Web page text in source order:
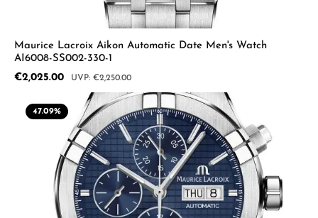
Maurice Lacroix Aikon Automatic Date Men's Watch
AI6008-SS002-330-1
Sale price:
€2,025.00 Regular price:
€2,250.00
47.09%